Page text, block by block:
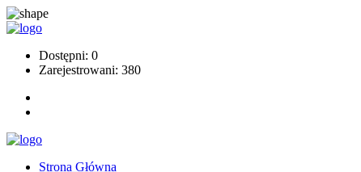
Dostępni: 0
Zarejestrowani: 380
Strona Główna